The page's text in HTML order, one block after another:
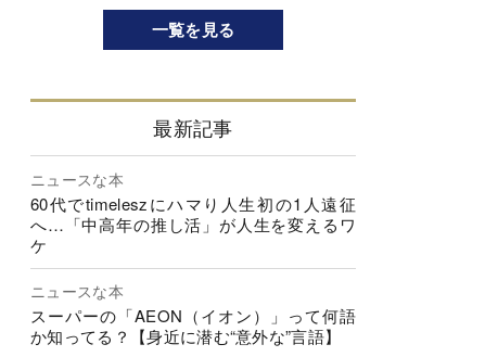
一覧を見る
最新記事
ニュースな本
60代でtimeleszにハマり人生初の1人遠征
へ…「中高年の推し活」が人生を変えるワ
ケ
ニュースな本
スーパーの「AEON（イオン）」って何語
か知ってる？【身近に潜む“意外な”言語】